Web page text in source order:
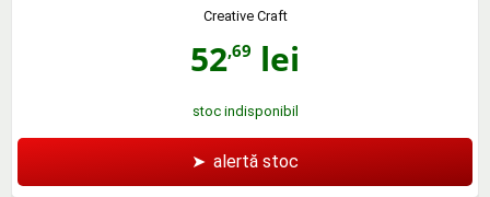
Creative Craft
52,69 lei
stoc indisponibil
➤ alertă stoc